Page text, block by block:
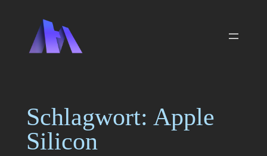
springen
Schlagwort: Apple
Silicon